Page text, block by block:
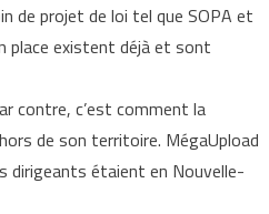
de projet de loi tel que SOPA et
place existent déjà et sont
contre, c’est comment la
de son territoire. MégaUpload
dirigeants étaient en Nouvelle-